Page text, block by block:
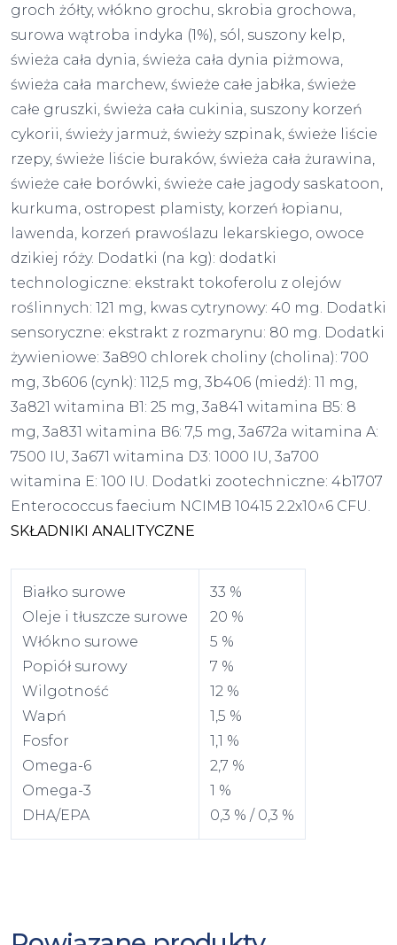
groch żółty, włókno grochu, skrobia grochowa,
surowa wątroba indyka (1%), sól, suszony kelp,
świeża cała dynia, świeża cała dynia piżmowa,
świeża cała marchew, świeże całe jabłka, świeże
całe gruszki, świeża cała cukinia, suszony korzeń
cykorii, świeży jarmuż, świeży szpinak, świeże liście
rzepy, świeże liście buraków, świeża cała żurawina,
świeże całe borówki, świeże całe jagody saskatoon,
kurkuma, ostropest plamisty, korzeń łopianu,
lawenda, korzeń prawoślazu lekarskiego, owoce
dzikiej róży. Dodatki (na kg): dodatki
technologiczne: ekstrakt tokoferolu z olejów
roślinnych: 121 mg, kwas cytrynowy: 40 mg. Dodatki
sensoryczne: ekstrakt z rozmarynu: 80 mg. Dodatki
żywieniowe: 3a890 chlorek choliny (cholina): 700
mg, 3b606 (cynk): 112,5 mg, 3b406 (miedź): 11 mg,
3a821 witamina B1: 25 mg, 3a841 witamina B5: 8
mg, 3a831 witamina B6: 7,5 mg, 3a672a witamina A:
7500 IU, 3a671 witamina D3: 1000 IU, 3a700
witamina E: 100 IU. Dodatki zootechniczne: 4b1707
Enterococcus faecium NCIMB 10415 2.2x10^6 CFU.
SKŁADNIKI ANALITYCZNE
Białko surowe
Oleje i tłuszcze surowe
Włókno surowe
Popiół surowy
Wilgotność
Wapń
Fosfor
Omega-6
Omega-3
DHA/EPA
33 %
20 %
5 %
7 %
12 %
1,5 %
1,1 %
2,7 %
1 %
0,3 % / 0,3 %